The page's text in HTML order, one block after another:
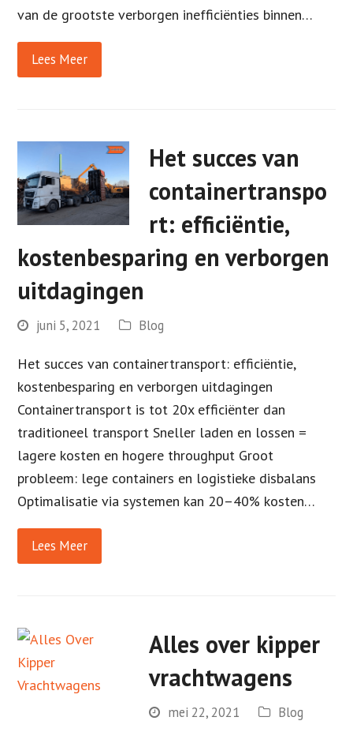
van de grootste verborgen inefficiënties binnen…
Lees Meer
Het succes van
containertranspo
rt: efficiëntie,
kostenbesparing en verborgen
uitdagingen
juni 5, 2021 Blog
Het succes van containertransport: efficiëntie,
kostenbesparing en verborgen uitdagingen
Containertransport is tot 20x efficiënter dan
traditioneel transport Sneller laden en lossen =
lagere kosten en hogere throughput Groot
probleem: lege containers en logistieke disbalans
Optimalisatie via systemen kan 20–40% kosten…
Lees Meer
Alles over kipper
vrachtwagens
mei 22, 2021 Blog